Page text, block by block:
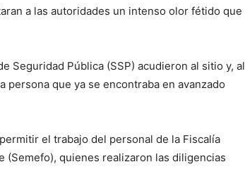
a las autoridades un intenso olor fétido que
Seguridad Pública (SSP) acudieron al sitio y, al
que ya se encontraba en avanzado
el trabajo del personal de la Fiscalía
(Semefo), quienes realizaron las diligencias